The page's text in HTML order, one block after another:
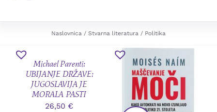
Napovedujemo
Revije
Naslovnica Stvarna literatura Politika
V
KOŠARICO
PODROBNOSTI
Michael Parenti:
UBIJANJE DRŽAVE:
JUGOSLAVIJA JE
MORALA PASTI
26,50 €